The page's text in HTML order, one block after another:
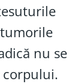
nu se
corpului.